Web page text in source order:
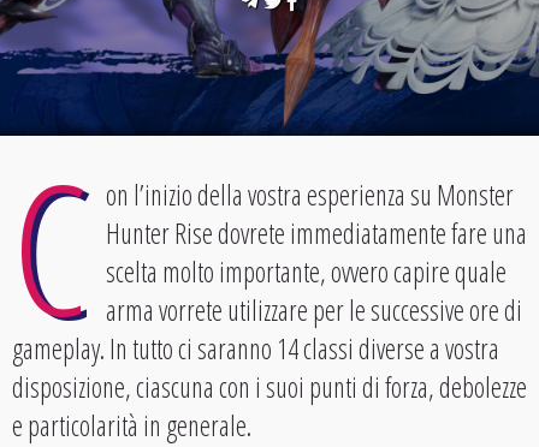
C on l’inizio della vostra esperienza su Monster
Hunter Rise dovrete immediatamente fare una
scelta molto importante, ovvero capire quale
arma vorrete utilizzare per le successive ore di
gameplay. In tutto ci saranno 14 classi diverse a vostra
disposizione, ciascuna con i suoi punti di forza, debolezze
e particolarità in generale.